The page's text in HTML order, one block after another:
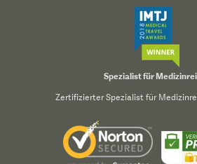
Spezialist für
Zertifizierter Spezialist für